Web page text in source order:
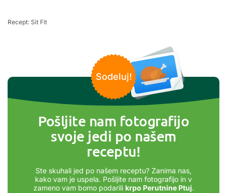
Recept: Sit Fit
Sodeluj!
Pošljite nam fotografijo
svoje jedi po našem
receptu!
Ste skuhali jed po našem receptu? Zanima nas,
kako vam je uspela. Pošljite nam fotografijo in v
zameno vam bomo podarili krpo Perutnine Ptuj.